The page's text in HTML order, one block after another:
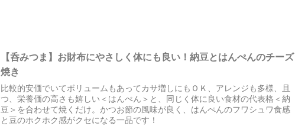
【呑みつま】お財布にやさしく体にも良い！納豆とはんぺんのチーズ
焼き
比較的安価でいてボリュームもあってカサ増しにもＯＫ、アレンジも多様、且
つ、栄養価の高さも嬉しい＜はんぺん＞と、同じく体に良い食材の代表格＜納
豆＞を合わせて焼くだけ。かつお節の風味が良く、はんぺんのフワシュワ食感
と豆のホクホク感がクセになる一品です！